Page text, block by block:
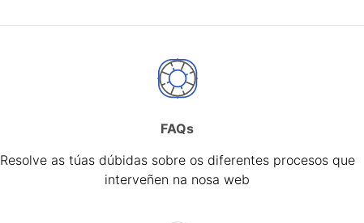
FAQs
Resolve as túas dúbidas sobre os diferentes procesos que
interveñen na nosa web